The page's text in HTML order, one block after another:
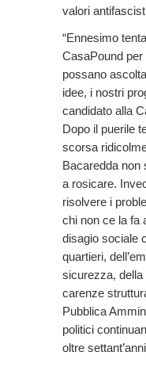
valori
“Ennesimo
CasaPound
possano
idee, i nostri
candidato alla
Dopo il puerile
scorsa
Bacaredda non
a rosicare.
risolvere i
chi non ce la fa
disagio sociale
quartieri,
sicurezza,
carenze
Pubblica
politici
oltre